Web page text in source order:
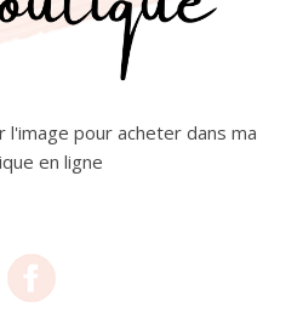
l'image pour acheter dans ma
en ligne